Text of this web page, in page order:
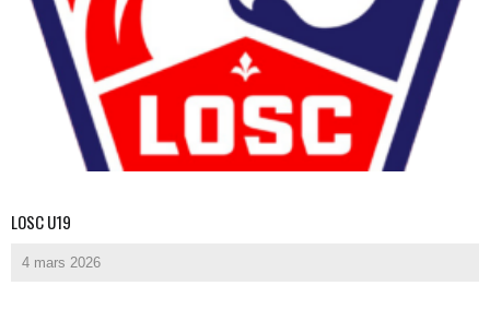
LOSC U19
4 mars 2026